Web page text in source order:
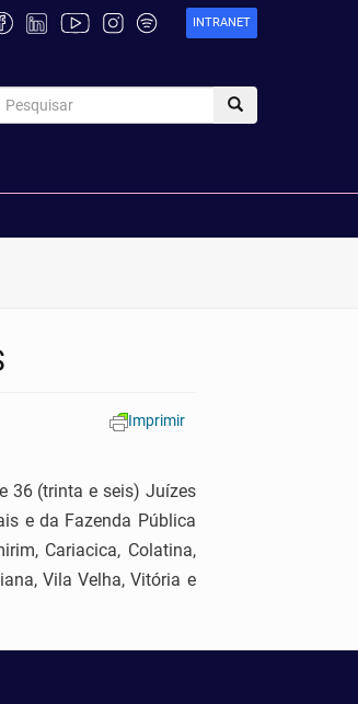
INTRANET
Imprimir
36 (trinta e seis) Juízes
e da Fazenda Pública
Cariacica, Colatina,
Vila Velha, Vitória e